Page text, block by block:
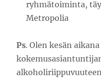
ryhmätoiminta,
Metropolia
Ps. Olen kesän